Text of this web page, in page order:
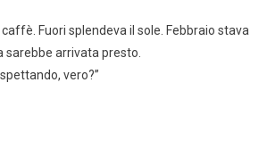
Fuori splendeva il sole. Febbraio stava
sarebbe arrivata presto.
vero?”